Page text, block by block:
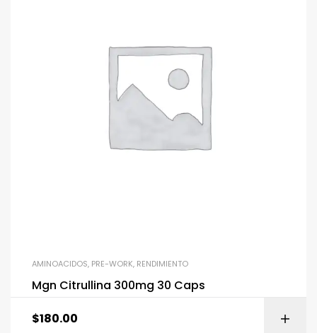
AMINOACIDOS, PRE-WORK, RENDIMIENTO
Mgn Citrullina 300mg 30 Caps
$180.00